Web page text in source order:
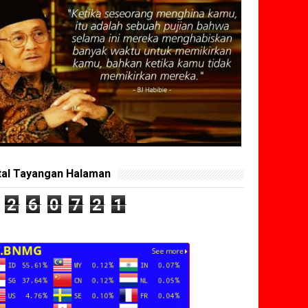
Tayangan Halaman
2 6 0 7 2 1